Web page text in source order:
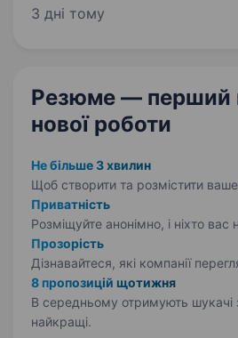
співробітника. Наші
3 дні тому
Резюме — перший
нової роботи
Не більше 3 хвилин
Щоб створити та розмістити ваше
Приватність
Розміщуйте анонімно, і ніхто вас
Прозорість
Дізнавайтеся, які компанії
8 пропозицій щотижня
В середньому отримують шукачі
найкращі.